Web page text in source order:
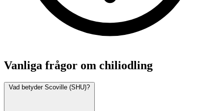
Vanliga frågor om chiliodling
Vad betyder Scoville (SHU)?